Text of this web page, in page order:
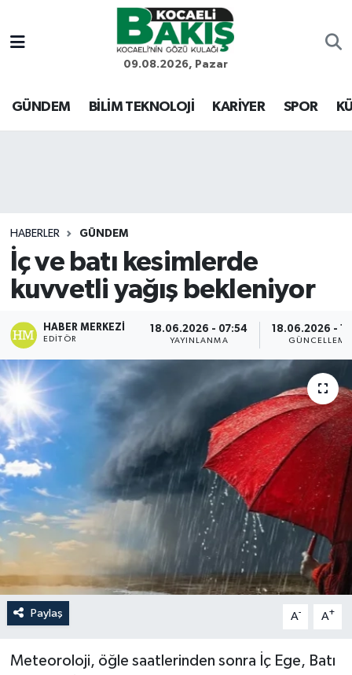
09.08.2026, Pazar
GÜNDEM BİLİM TEKNOLOJİ KARİYER SPOR
HABERLER GÜNDEM
İç ve batı kesimlerde
kuvvetli yağış bekleniyor
HABER MERKEZI
EDITÖR
18.06.2026 - 07:54
YAYINLANMA
18.06.2026 -
GÜNCELLEME
Paylaş A- A+
Meteoroloji, öğle saatlerinden sonra İç Ege, Batı
Kocaeli Nöbetçi Eczaneler
Kocaeli Hava Durumu
Son Dakika Haberleri
Haber Arşivi